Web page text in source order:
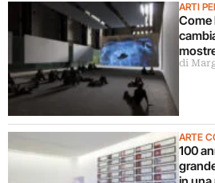
ARTI
Come
di
ARTE
100